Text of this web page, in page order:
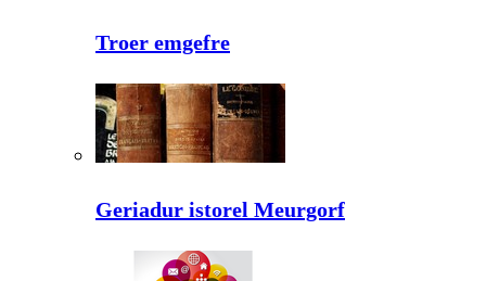
Troer emgefre
Geriadur istorel Meurgorf